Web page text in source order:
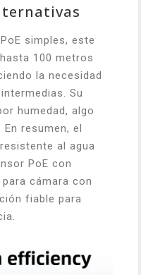
simples, este
100 metros
la necesidad
Su
humedad, algo
resumen, el
al agua
PoE con
cámara con
fiable para